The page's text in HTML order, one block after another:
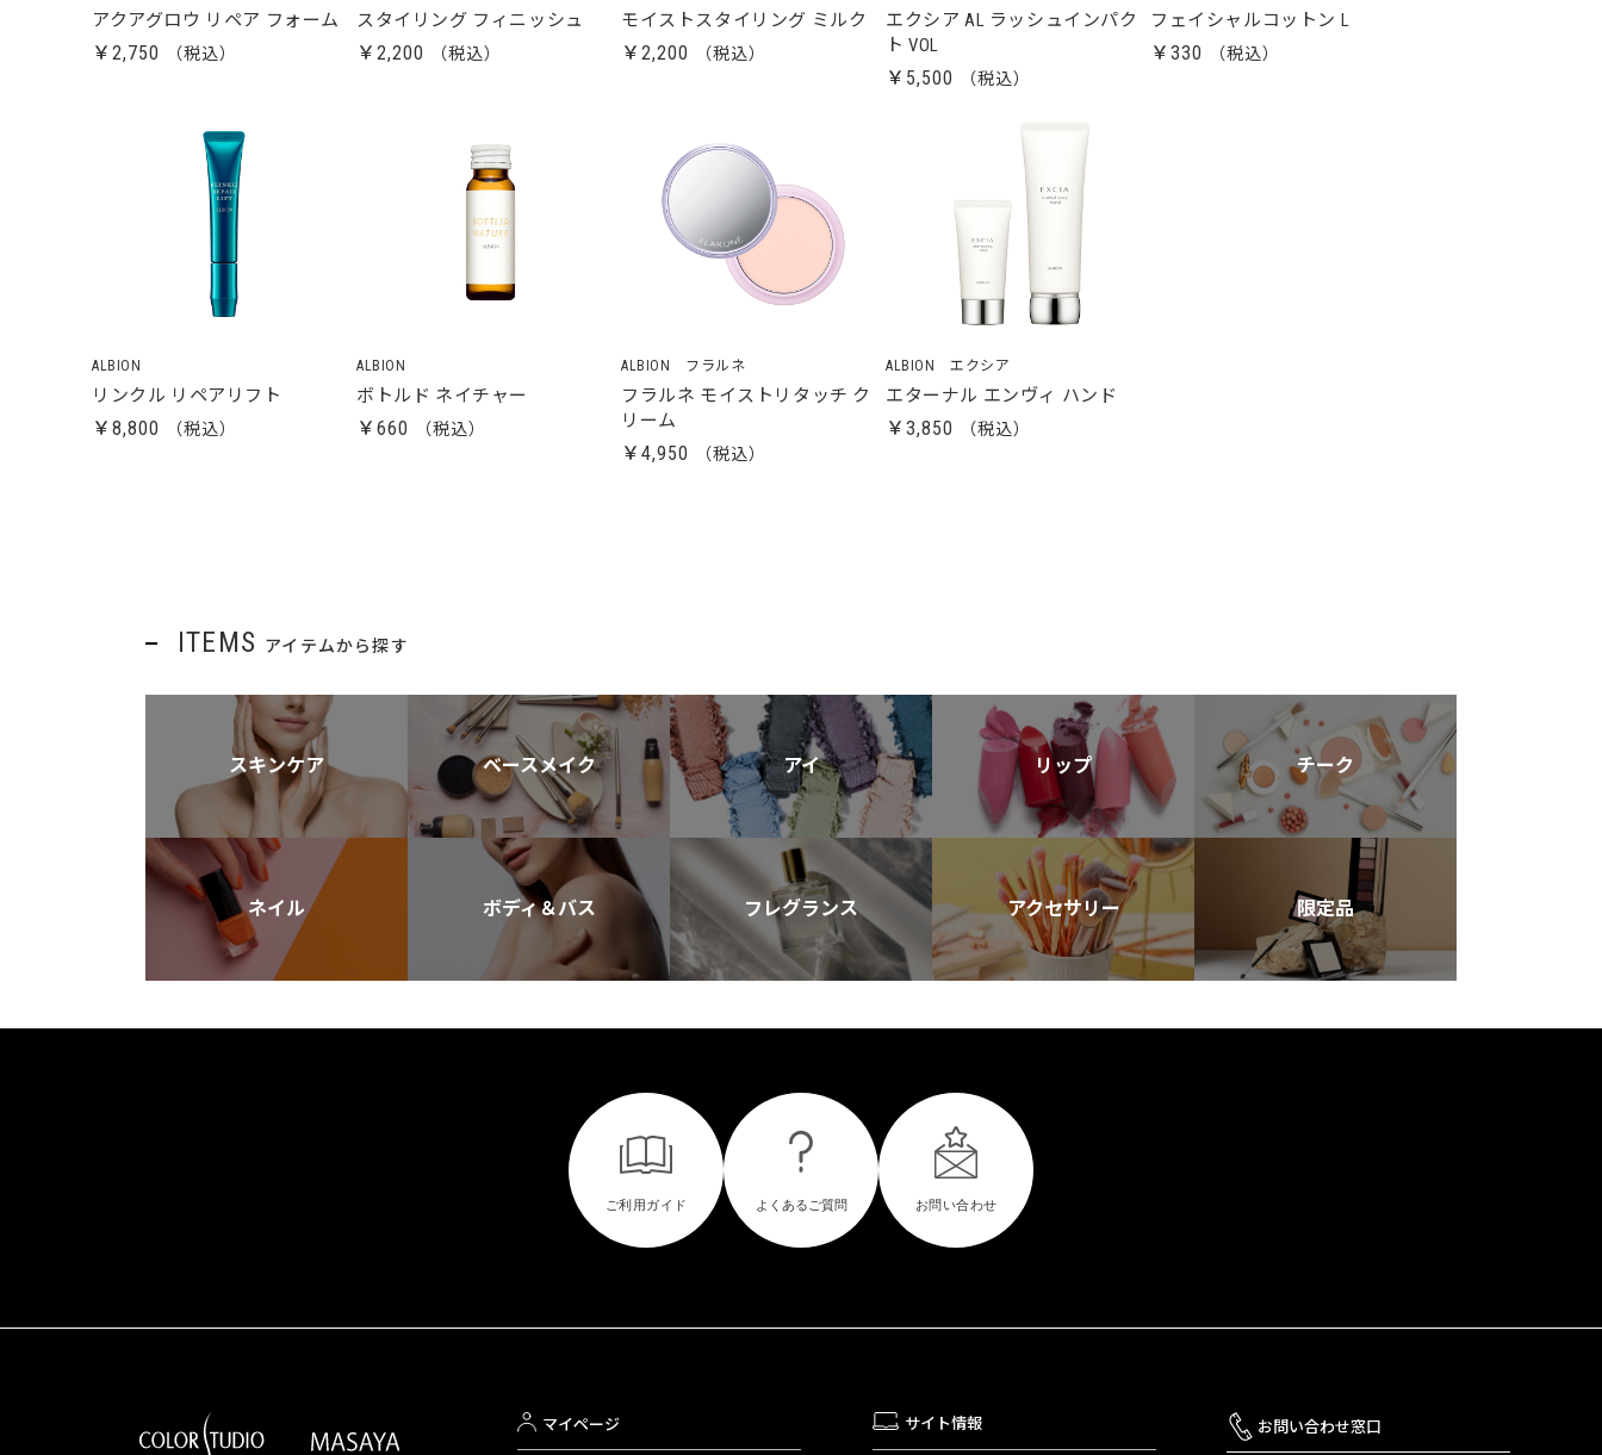
アクアグロウ リペア フォーム
￥2,750
スタイリング フィニッシュ
￥2,200
モイストスタイリング ミルク
￥2,200
エクシア AL ラッシュインパク
ト VOL
￥5,500
フェイシャルコットン L
￥330
ALBION
リンクル リペアリフト
￥8,800
ALBION
ボトルド ネイチャー
￥660
ALBION フラルネ
フラルネ モイストリタッチ ク
リーム
￥4,950
ALBION エクシア
エターナル エンヴィ ハンド
￥3,850
ITEMS アイテムから探す
スキンケア ベースメイク アイ リップ チーク
ネイル ボディ＆バス フレグランス アクセサリー 限定品
マイページ サイト情報 お問い合わせ窓口